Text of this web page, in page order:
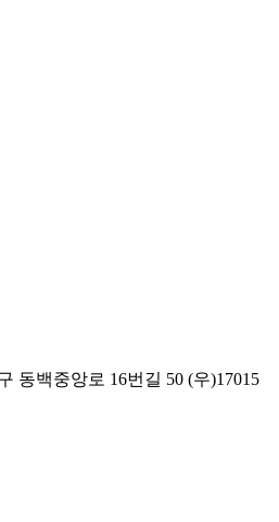
동백중앙로 16번길 50 (우)17015